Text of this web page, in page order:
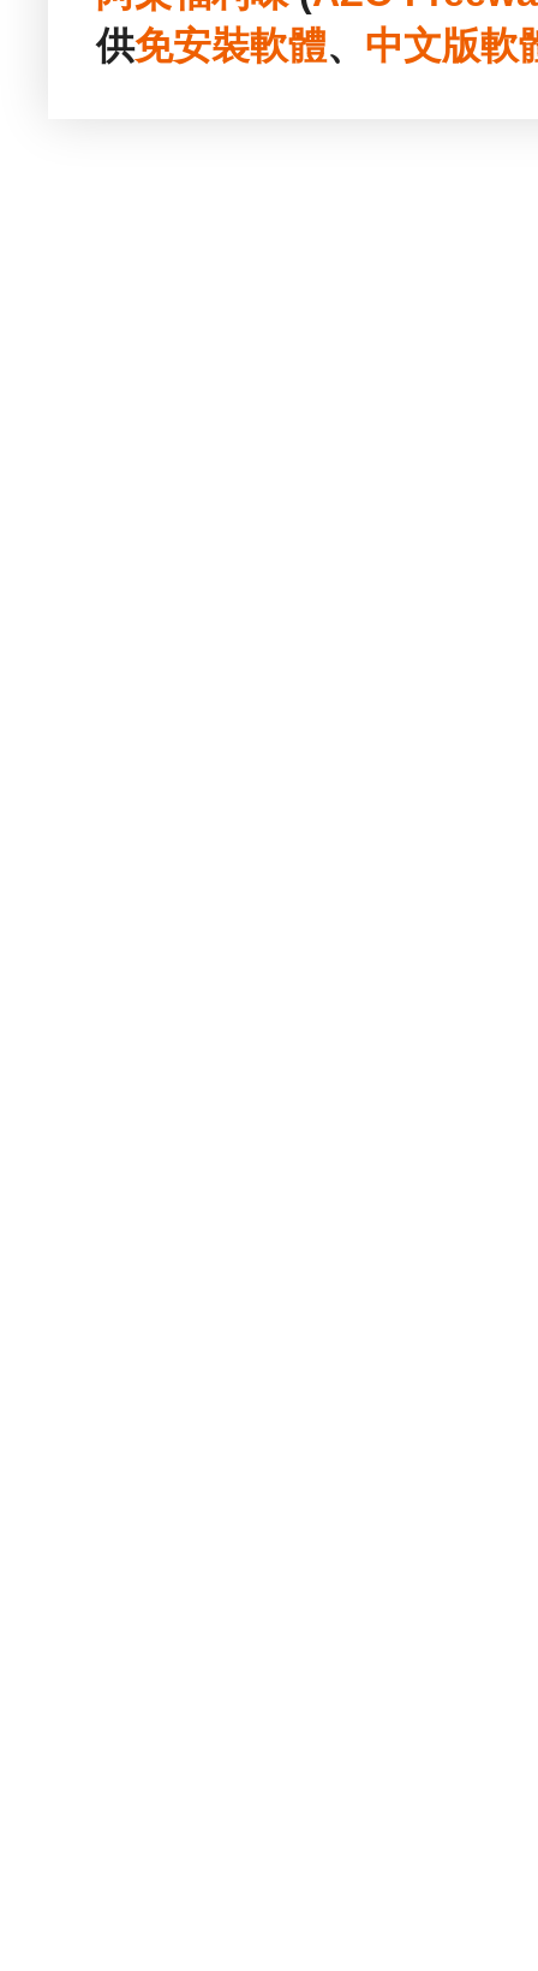
供免安裝軟體、 中文版軟